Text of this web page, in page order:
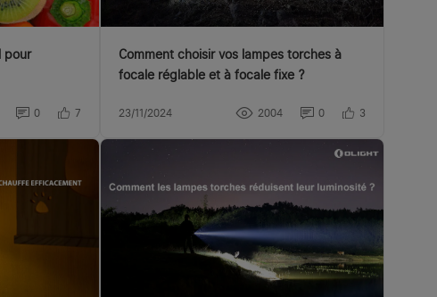
pour
0 7
Comment choisir vos lampes torches à
focale réglable et à focale fixe ?
23/11/2024 2004 0 3